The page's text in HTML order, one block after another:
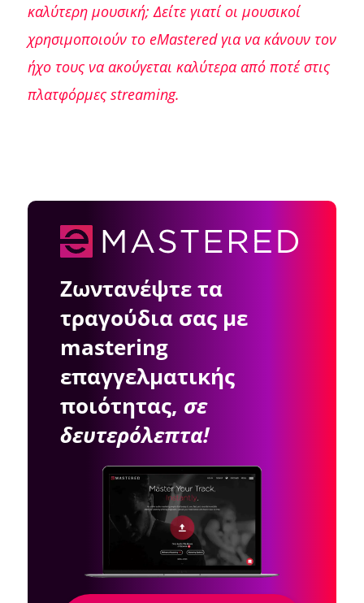
καλύτερη μουσική; Δείτε γιατί οι μουσικοί
χρησιμοποιούν το eMastered για να κάνουν τον
ήχο τους να ακούγεται καλύτερα από ποτέ στις
πλατφόρμες streaming.
Ζωντανέψτε τα
τραγούδια σας με
mastering
επαγγελματικής
ποιότητας, σε
δευτερόλεπτα!